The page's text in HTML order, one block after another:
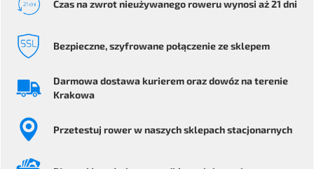
Czas na zwrotnieużywanego roweruwynosi aż 21 dni
Bezpieczne, szyfrowanepołączenie ze sklepem
Darmowa dostawa kurieremoraz dowóz na terenie
Krakowa
Przetestuj rowerw naszych sklepach stacjonarnych